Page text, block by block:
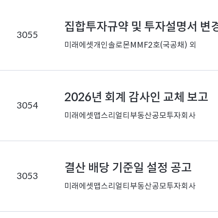
3055
집합투자규약 및 투자설명서 변
미래에셋개인솔로몬MMF2호(국공채) 외
3054
2026년 회계 감사인 교체 보고
미래에셋맵스리얼티부동산공모투자회사
3053
결산 배당 기준일 설정 공고
미래에셋맵스리얼티부동산공모투자회사